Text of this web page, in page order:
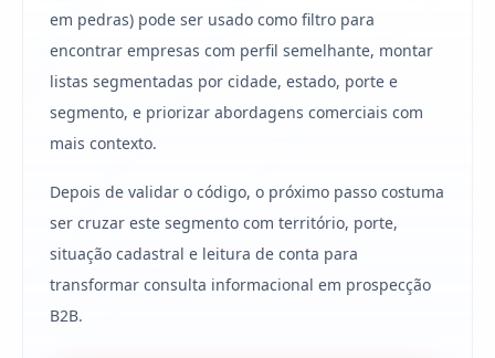
em pedras) pode ser usado como filtro para
encontrar empresas com perfil semelhante, montar
listas segmentadas por cidade, estado, porte e
segmento, e priorizar abordagens comerciais com
mais contexto.
Depois de validar o código, o próximo passo costuma
ser cruzar este segmento com território, porte,
situação cadastral e leitura de conta para
transformar consulta informacional em prospecção
B2B.